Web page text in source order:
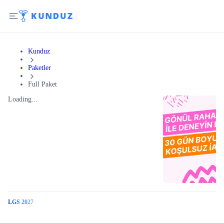
Kunduz
Paketler
Full Paket
LGS 2027
Loading...